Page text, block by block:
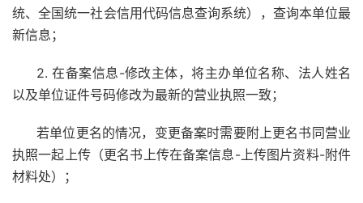
统、全国统一社会信用代码信息查询系统），查询本单位最
新信息；
2. 在备案信息-修改主体，将主办单位名称、法人姓名
以及单位证件号码修改为最新的营业执照一致；
若单位更名的情况，变更备案时需要附上更名书同营业
执照一起上传（更名书上传在备案信息-上传图片资料-附件
材料处）；